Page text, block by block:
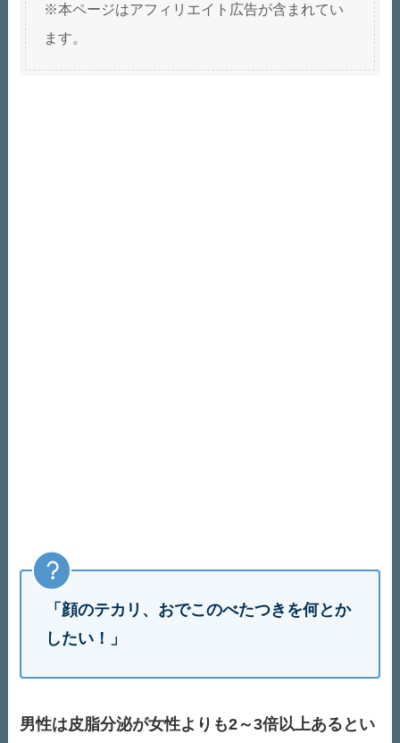
※本ページはアフィリエイト広告が含まれてい
ます。
「顔のテカリ、おでこのべたつきを何とか
したい！」
男性は皮脂分泌が女性よりも2～3倍以上あるとい